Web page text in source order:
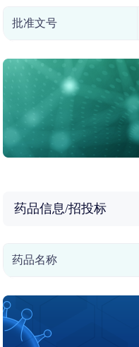
批准文号
药品信息/招投标
药品名称